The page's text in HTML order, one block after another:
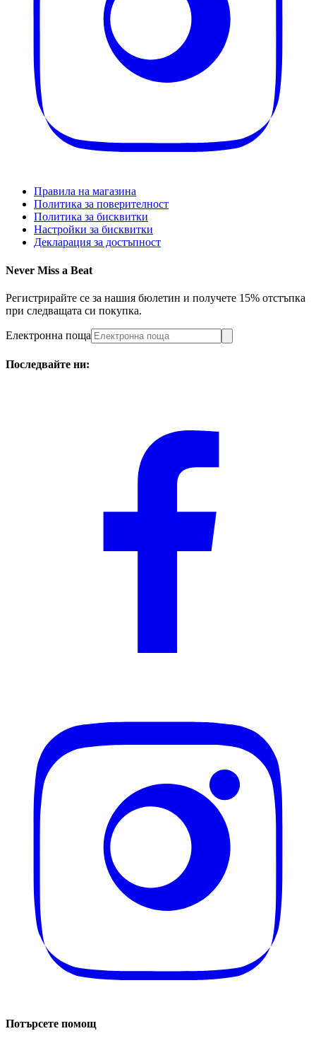
Правила на магазина
Политика за поверителност
Политика за бисквитки
Настройки за бисквитки
Декларация за достъпност
Never Miss a Beat
Регистрирайте се за нашия бюлетин и получете 15% отстъпка
при следващата си покупка.
Електронна поща
Последвайте ни:
Потърсете помощ